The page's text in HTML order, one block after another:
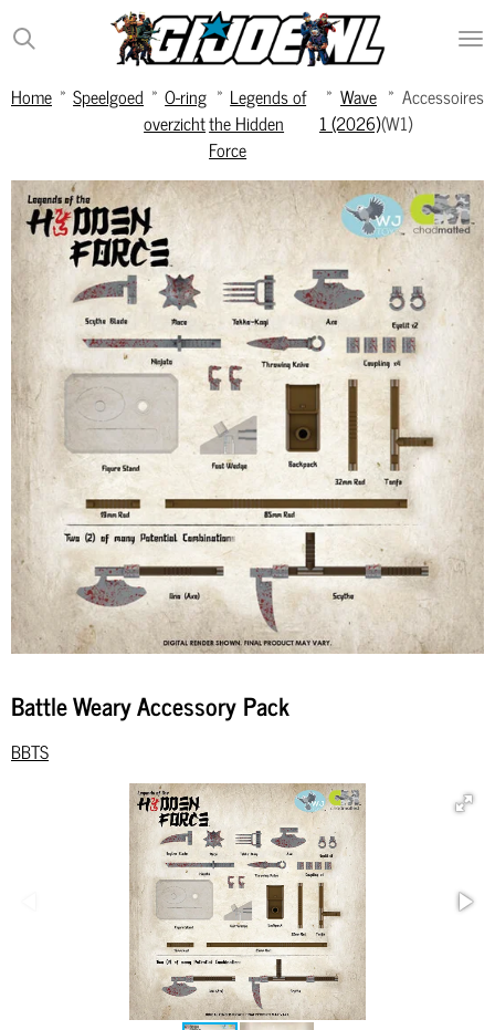
Ga
direct
de
Home » Speelgoed » O-ring
overzicht
» Legends of
the Hidden
Force
» Wave
1 (2026)
» Accessoires
(W1)
Battle Weary Accessory Pack
BBTS